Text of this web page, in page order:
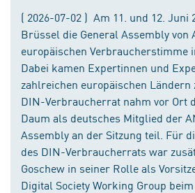
( 2026-07-02 ) Am 11. und 12. Juni
Brüssel die General Assembly von
europäischen Verbraucherstimme
Dabei kamen Expertinnen und
zahlreichen europäischen Ländern
DIN-Verbraucherrat nahm vor Ort
Daum als deutsches Mitglied der
Assembly an der Sitzung teil. Für
des DIN-Verbraucherrats war
Goschew in seiner Rolle als
Digital Society Working Group beim